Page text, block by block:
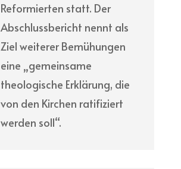
Reformierten statt. Der
Abschlussbericht nennt als
Ziel weiterer Bemühungen
eine „gemeinsame
theologische Erklärung, die
von den Kirchen ratifiziert
werden soll“.